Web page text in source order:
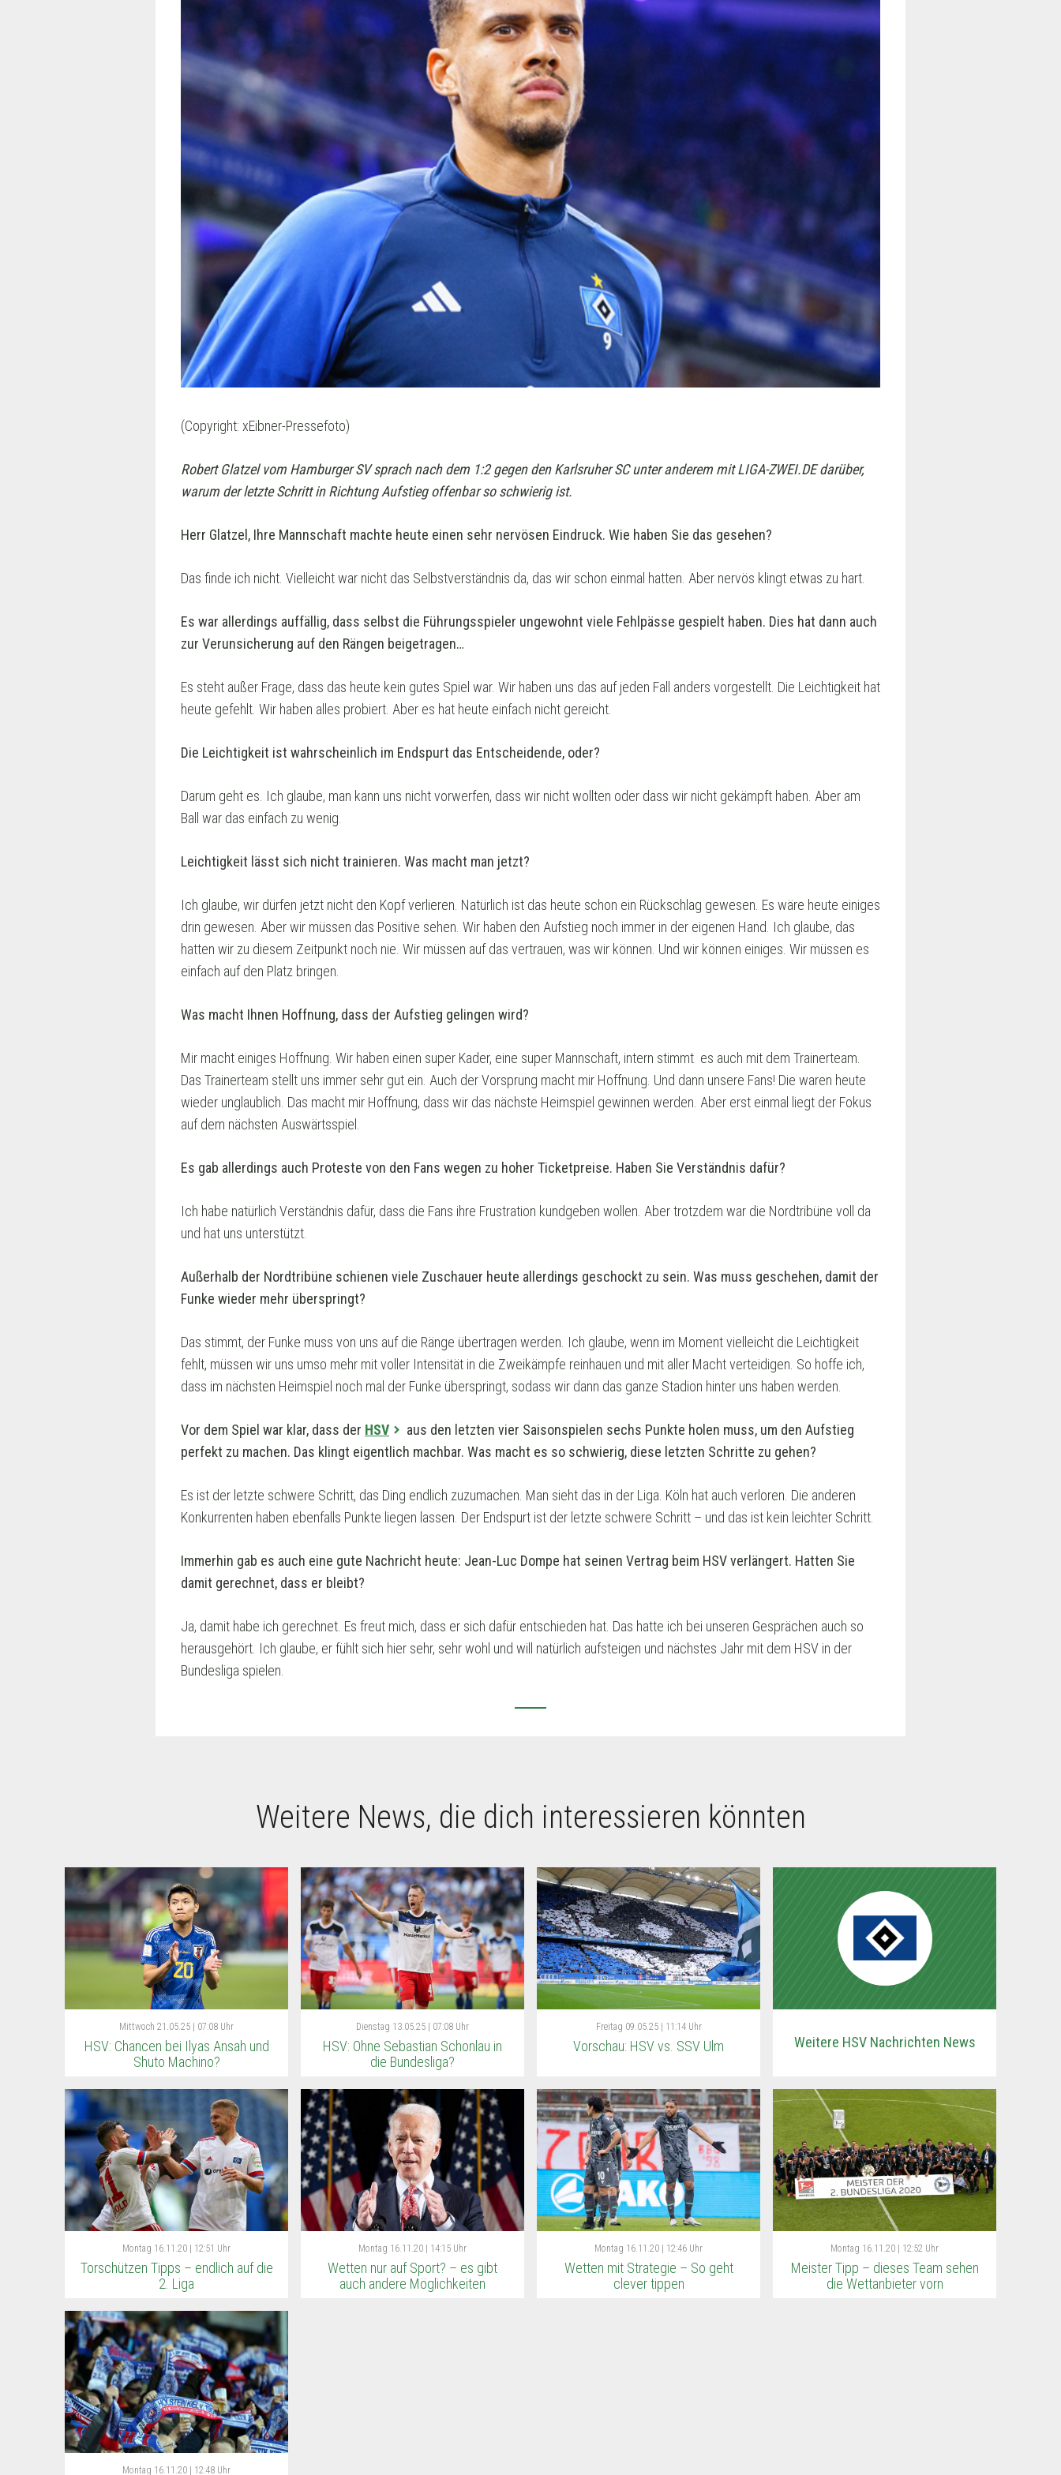
(Copyright: xEibner-Pressefoto)
Robert Glatzel vom Hamburger SV sprach nach dem 1:2 gegen den Karlsruher SC unter anderem mit LIGA-ZWEI.DE darüber,
warum der letzte Schritt in Richtung Aufstieg offenbar so schwierig ist.
Herr Glatzel, Ihre Mannschaft machte heute einen sehr nervösen Eindruck. Wie haben Sie das gesehen?
Das finde ich nicht. Vielleicht war nicht das Selbstverständnis da, das wir schon einmal hatten. Aber nervös klingt etwas zu hart.
Es war allerdings auffällig, dass selbst die Führungsspieler ungewohnt viele Fehlpässe gespielt haben. Dies hat dann auch
zur Verunsicherung auf den Rängen beigetragen…
Es steht außer Frage, dass das heute kein gutes Spiel war. Wir haben uns das auf jeden Fall anders vorgestellt. Die Leichtigkeit hat
heute gefehlt. Wir haben alles probiert. Aber es hat heute einfach nicht gereicht.
Die Leichtigkeit ist wahrscheinlich im Endspurt das Entscheidende, oder?
Darum geht es. Ich glaube, man kann uns nicht vorwerfen, dass wir nicht wollten oder dass wir nicht gekämpft haben. Aber am
Ball war das einfach zu wenig.
Leichtigkeit lässt sich nicht trainieren. Was macht man jetzt?
Ich glaube, wir dürfen jetzt nicht den Kopf verlieren. Natürlich ist das heute schon ein Rückschlag gewesen. Es wäre heute einiges
drin gewesen. Aber wir müssen das Positive sehen. Wir haben den Aufstieg noch immer in der eigenen Hand. Ich glaube, das
hatten wir zu diesem Zeitpunkt noch nie. Wir müssen auf das vertrauen, was wir können. Und wir können einiges. Wir müssen es
einfach auf den Platz bringen.
Was macht Ihnen Hoffnung, dass der Aufstieg gelingen wird?
Mir macht einiges Hoffnung. Wir haben einen super Kader, eine super Mannschaft, intern stimmt es auch mit dem Trainerteam.
Das Trainerteam stellt uns immer sehr gut ein. Auch der Vorsprung macht mir Hoffnung. Und dann unsere Fans! Die waren heute
wieder unglaublich. Das macht mir Hoffnung, dass wir das nächste Heimspiel gewinnen werden. Aber erst einmal liegt der Fokus
auf dem nächsten Auswärtsspiel.
Es gab allerdings auch Proteste von den Fans wegen zu hoher Ticketpreise. Haben Sie Verständnis dafür?
Ich habe natürlich Verständnis dafür, dass die Fans ihre Frustration kundgeben wollen. Aber trotzdem war die Nordtribüne voll da
und hat uns unterstützt.
Außerhalb der Nordtribüne schienen viele Zuschauer heute allerdings geschockt zu sein. Was muss geschehen, damit der
Funke wieder mehr überspringt?
Das stimmt, der Funke muss von uns auf die Ränge übertragen werden. Ich glaube, wenn im Moment vielleicht die Leichtigkeit
fehlt, müssen wir uns umso mehr mit voller Intensität in die Zweikämpfe reinhauen und mit aller Macht verteidigen. So hoffe ich,
dass im nächsten Heimspiel noch mal der Funke überspringt, sodass wir dann das ganze Stadion hinter uns haben werden.
Vor dem Spiel war klar, dass der HSV
aus den letzten vier Saisonspielen sechs Punkte holen muss, um den Aufstieg
perfekt zu machen. Das klingt eigentlich machbar. Was macht es so schwierig, diese letzten Schritte zu gehen?
Es ist der letzte schwere Schritt, das Ding endlich zuzumachen. Man sieht das in der Liga. Köln hat auch verloren. Die anderen
Konkurrenten haben ebenfalls Punkte liegen lassen. Der Endspurt ist der letzte schwere Schritt – und das ist kein leichter Schritt.
Immerhin gab es auch eine gute Nachricht heute: Jean-Luc Dompe hat seinen Vertrag beim HSV verlängert. Hatten Sie
damit gerechnet, dass er bleibt?
Ja, damit habe ich gerechnet. Es freut mich, dass er sich dafür entschieden hat. Das hatte ich bei unseren Gesprächen auch so
herausgehört. Ich glaube, er fühlt sich hier sehr, sehr wohl und will natürlich aufsteigen und nächstes Jahr mit dem HSV in der
Bundesliga spielen.
Weitere News, die dich interessieren könnten
Mittwoch 21.05.25 | 07:08 Uhr
HSV: Chancen bei Ilyas Ansah und
Shuto Machino?
Dienstag 13.05.25 | 07:08 Uhr
HSV: Ohne Sebastian Schonlau in
die Bundesliga?
Freitag 09.05.25 | 11:14 Uhr
Vorschau: HSV vs. SSV Ulm Weitere HSV Nachrichten News
Montag 16.11.20 | 12:51 Uhr
Torschützen Tipps – endlich auf die
2. Liga
Montag 16.11.20 | 14:15 Uhr
Wetten nur auf Sport? – es gibt
auch andere Möglichkeiten
Montag 16.11.20 | 12:46 Uhr
Wetten mit Strategie – So geht
clever tippen
Montag 16.11.20 | 12:52 Uhr
Meister Tipp – dieses Team sehen
die Wettanbieter vorn
Montag 16.11.20 | 12:48 Uhr